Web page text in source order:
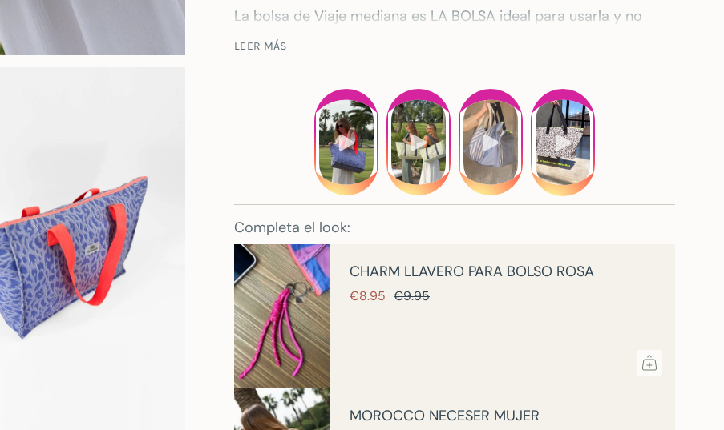
La bolsa de Viaje mediana es LA BOLSA ideal para usarla y no
quitársela ni para ir de viaje.
perfecta para equipaje de mano , se adapta a todas las
restricciones de las aerolíneas, por lo que podrás llevarla
contigo a bordo sin preocupaciones. Ligera, repelente al agua y
diseñada en España la convierte en la elección perfecta para
mujeres con un espíritu aventurero, siempre listas para la
próxima escapada, ya sea un viaje corto o un fin de semana
Y lo mejor de todo: puedes personalizarla para que sea aún más
única. Si te animas a bordarla, te recomendamos optar por el
color Coral Fluor, que combina a la perfección con la cremallera
y le da un toque aún más exclusivo.
LEER MÁS
Completa el look:
CHARM LLAVERO PARA BOLSO ROSA
€8.95 €9.95
MOROCCO NECESER MUJER